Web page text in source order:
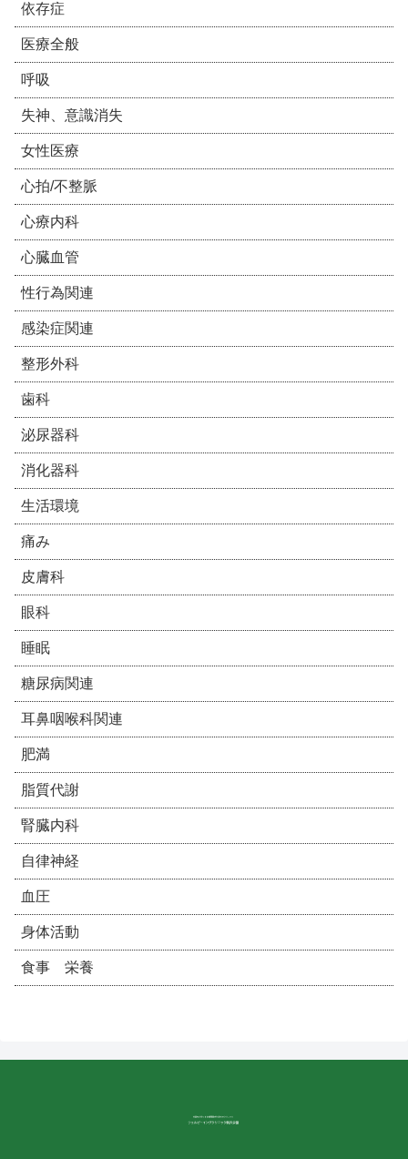
依存症
医療全般
呼吸
失神、意識消失
女性医療
心拍/不整脈
心療内科
心臓血管
性行為関連
感染症関連
整形外科
歯科
泌尿器科
消化器科
生活環境
痛み
皮膚科
眼科
睡眠
糖尿病関連
耳鼻咽喉科関連
肥満
脂質代謝
腎臓内科
自律神経
血圧
身体活動
食事 栄養